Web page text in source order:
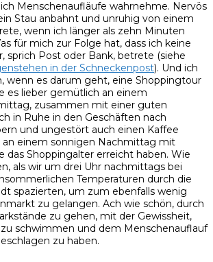
Menschenaufläufe wahrnehme. Nervös
Stau anbahnt und unruhig von einem
wenn ich länger als zehn Minuten
für mich zur Folge hat, dass ich keine
sprich Post oder Bank, betrete (siehe
in der Schneckenpost). Und ich
wenn es darum geht, eine Shoppingtour
es lieber gemütlich an einem
zusammen mit einer guten
in Ruhe in den Geschäften nach
und ungestört auch einen Kaffee
an einem sonnigen Nachmittag mit
das Shoppingalter erreicht haben. Wie
als wir um drei Uhr nachmittags bei
Temperaturen durch die
spazierten, um zum ebenfalls wenig
zu gelangen. Ach wie schön, durch
zu gehen, mit der Gewissheit,
schwimmen und dem Menschenauflauf
zu haben.